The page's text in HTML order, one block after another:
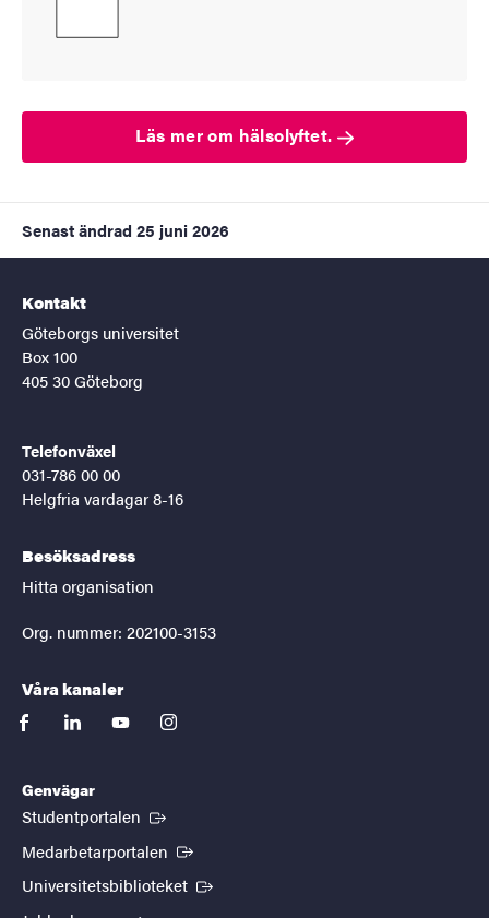
Läs mer om hälsolyftet.
Senast ändrad 25 juni 2026
Kontakt
Göteborgs universitet
Box 100
405 30 Göteborg
Telefonväxel
031-786 00 00
Helgfria vardagar 8-16
Besöksadress
Hitta organisation
Org. nummer: 202100-3153
Våra kanaler
facebooklinkedinyoutubeinstagram
Genvägar
Studentportalen (Extern länk)
Medarbetarportalen (Extern länk)
Universitetsbiblioteket (Extern länk)